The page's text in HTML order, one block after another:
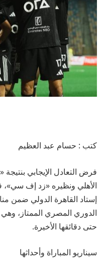
كتب : حسام عبد العظيم
الأهلي ونظيره «زد إف سي»،
إستاد القاهرة الدولي ضمن
الدوري المصري الممتاز، وهي
حتى دقائقها الأخيرة.
سيناريو المباراة وأحداثها